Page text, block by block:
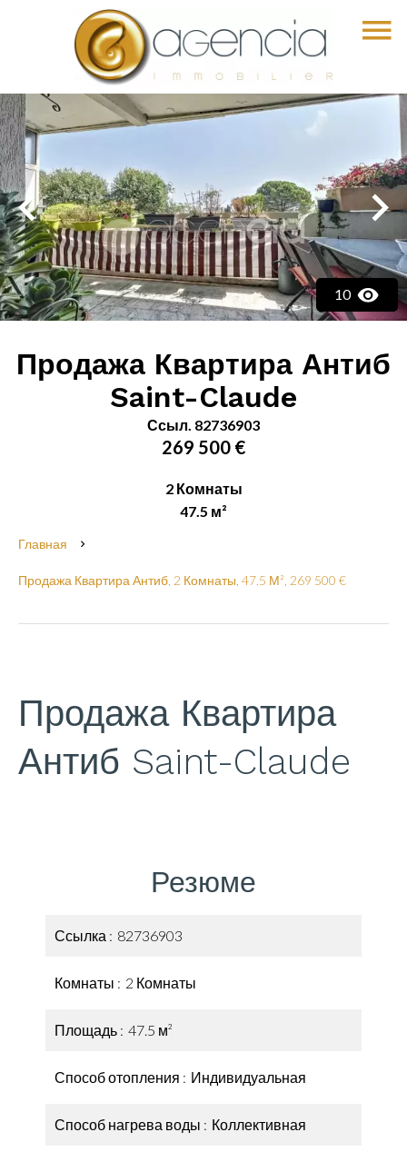
10
Продажа Квартира Антиб
Saint-Claude
Ссыл. 82736903
269 500 €
2 Комнаты
47.5 м²
Главная
Продажа Квартира Антиб, 2 Комнаты, 47.5 М², 269 500 €
Продажа Квартира
Антиб Saint-Claude
Резюме
Ссылка 82736903
Комнаты 2 Комнаты
Площадь 47.5 м²
Способ отопления Индивидуальная
Способ нагрева воды Коллективная